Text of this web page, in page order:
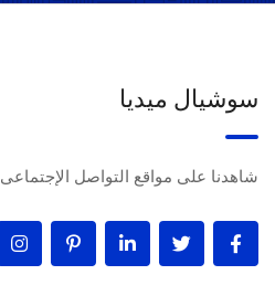
سوشيال ميديا
شاهدنا على مواقع التواصل الإجتماعى